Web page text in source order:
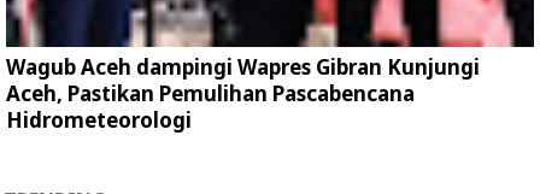
Wagub Aceh dampingi Wapres Gibran Kunjungi
Aceh, Pastikan Pemulihan Pascabencana
Hidrometeorologi